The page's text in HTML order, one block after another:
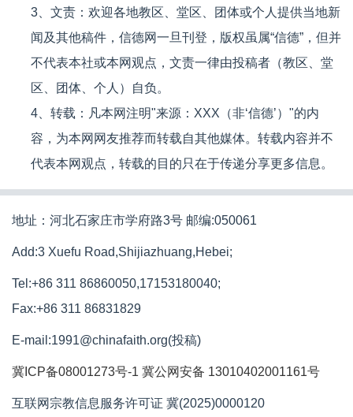
3、文责：欢迎各地教区、堂区、团体或个人提供当地新
闻及其他稿件，信德网一旦刊登，版权虽属“信德”，但并
不代表本社或本网观点，文责一律由投稿者（教区、堂
区、团体、个人）自负。
4、转载：凡本网注明"来源：XXX（非‘信德’）"的内
容，为本网网友推荐而转载自其他媒体。转载内容并不
代表本网观点，转载的目的只在于传递分享更多信息。
地址：河北石家庄市学府路3号 邮编:050061
Add:3 Xuefu Road,Shijiazhuang,Hebei;
Tel:+86 311 86860050,17153180040;
Fax:+86 311 86831829
E-mail:1991@chinafaith.org(投稿)
冀ICP备08001273号-1 冀公网安备 13010402001161号
互联网宗教信息服务许可证 冀(2025)0000120